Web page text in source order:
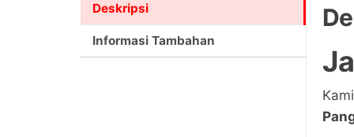
Deskripsi
Informasi Tambahan